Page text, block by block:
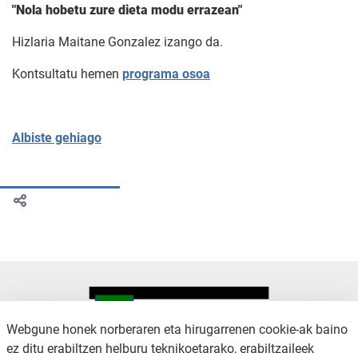
"Nola hobetu zure dieta modu errazean"
Hizlaria Maitane Gonzalez izango da.
Kontsultatu hemen programa osoa
Albiste gehiago
Webgune honek norberaren eta hirugarrenen cookie-ak baino
ez ditu erabiltzen helburu teknikoetarako, erabiltzaileek